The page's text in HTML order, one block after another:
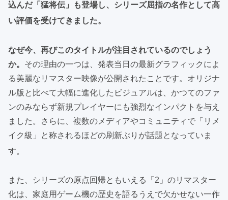
込んだ「猛将伝」も登場し、シリーズ屈指の名作として高
い評価を受けてきました。
なぜ今、再びこのタイトルが注目されているのでしょう
か。 その理由の一つは、発表当日の最新グラフィックによ
る美麗なリマスター映像が公開されたことです。オリジナ
ル版と比べて大幅に進化したビジュアルは、かつてのファ
ンのみならず新規プレイヤーにも強烈なインパクトを与え
ました。さらに、複数のメディアやコミュニティで「リメ
イク級」と称されるほどの刷新ぶりが話題となっていま
す。
また、シリーズの原点回帰ともいえる「2」のリマスター
化は、家庭用ゲーム機の歴史を語るうえで欠かせない一作